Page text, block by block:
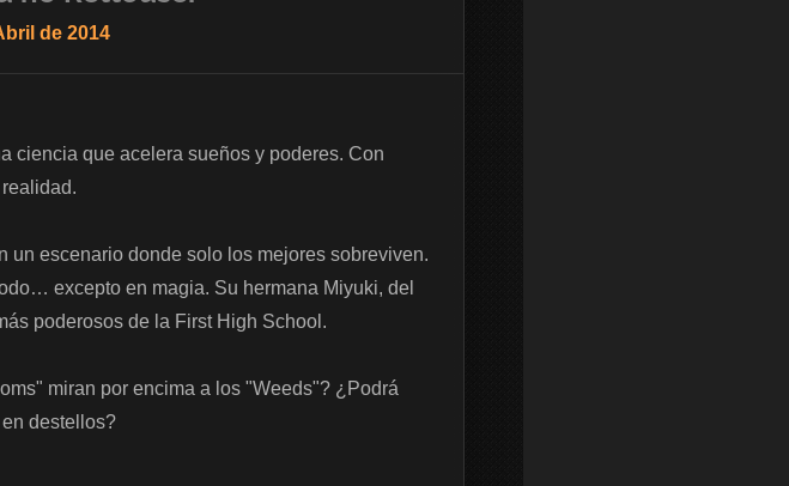
de 2014
ciencia que acelera sueños y poderes. Con
un escenario donde solo los mejores sobreviven.
excepto en magia. Su hermana Miyuki, del
poderosos de la First High School.
miran por encima a los "Weeds"? ¿Podrá
destellos?